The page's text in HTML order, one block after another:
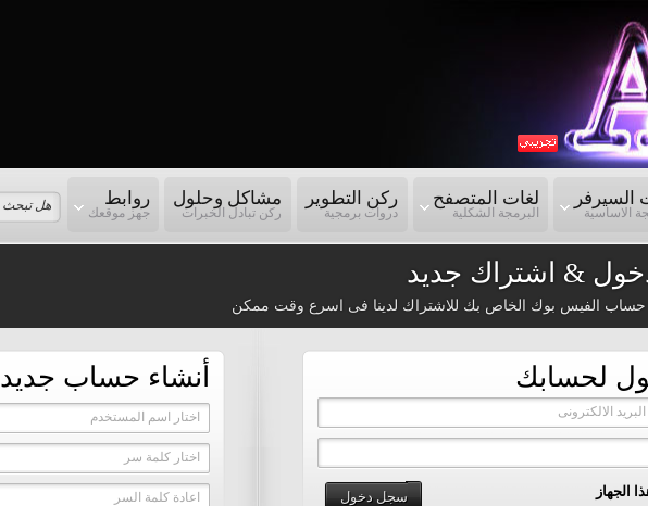
السيرفر
الاساسية
لغات المتصفح
البرمجة الشكلية
ركن التطوير
دروات برمجية
مشاكل وحلول
ركن تبادل الخبرات
روابط
جهز موقعك
& اشتراك جديد
حساب الفيس بوك الخاص بك للاشتراك لدينا فى اسرع وقت ممكن
لحسابك
الالكترونى
الجهاز سجل دخول
أنشاء حساب جديد
اختار اسم المستخدم
اختار كلمة سر
اعادة كلمة السر